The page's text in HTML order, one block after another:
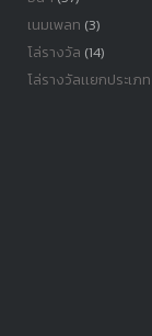
เนมเพลท (3)
โล่รางวัล (14)
โล่รางวัลเเยกประเภท